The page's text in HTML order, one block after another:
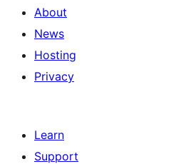
About
News
Hosting
Privacy
Learn
Support